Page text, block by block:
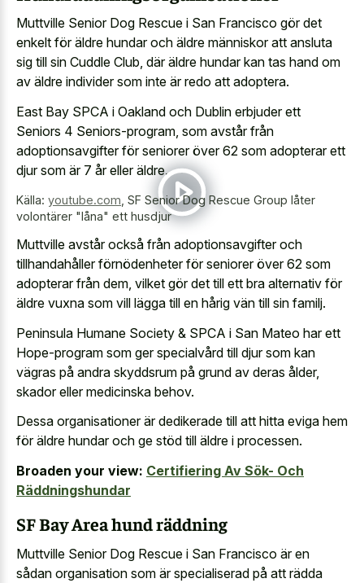
Muttville Senior Dog Rescue i San Francisco gör det
enkelt för äldre hundar och äldre människor att ansluta
sig till sin Cuddle Club, där äldre hundar kan tas hand om
av äldre individer som inte är redo att adoptera.
East Bay SPCA i Oakland och Dublin erbjuder ett
Seniors 4 Seniors-program, som avstår från
adoptionsavgifter för seniorer över 62 som adopterar ett
djur som är 7 år eller äldre.
Källa: youtube.com SF Senior Dog Rescue Group låter
volontärer "låna" ett husdjur
Muttville avstår också från adoptionsavgifter och
tillhandahåller förnödenheter för seniorer över 62 som
adopterar från dem, vilket gör det till ett bra alternativ för
äldre vuxna som vill lägga till en hårig vän till sin familj.
Peninsula Humane Society & SPCA i San Mateo har ett
Hope-program som ger specialvård till djur som kan
vägras på andra skyddsrum på grund av deras ålder,
skador eller medicinska behov.
Dessa organisationer är dedikerade till att hitta eviga hem
för äldre hundar och ge stöd till äldre i processen.
Broaden your view: Certifiering Av Sök- Och
Räddningshundar
SF Bay Area hund räddning
Muttville Senior Dog Rescue i San Francisco är en
sådan organisation som är specialiserad på att rädda